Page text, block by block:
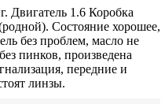
Двигатель 1.6 Коробка
Состояние хорошее,
без проблем, масло не
пинков, произведена
передние и
линзы.